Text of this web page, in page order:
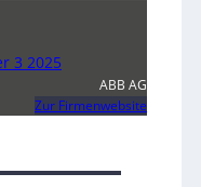
3 2025
ABB AG
Zur Firmenwebsite